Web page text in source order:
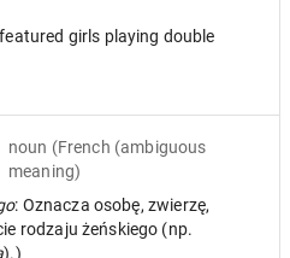
girls playing double
noun (French (ambiguous
meaning)
: Oznacza osobę, zwierzę,
rodzaju żeńskiego (np.
).)